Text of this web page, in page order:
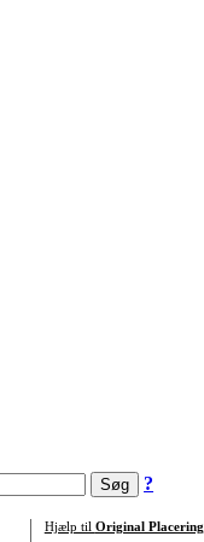
?
Hjælp til Original Placering